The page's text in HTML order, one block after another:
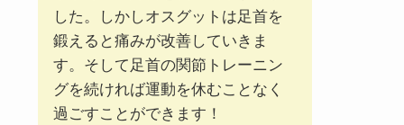
した。しかしオスグットは足首を
鍛えると痛みが改善していきま
す。そして足首の関節トレーニン
グを続ければ運動を休むことなく
過ごすことができます！